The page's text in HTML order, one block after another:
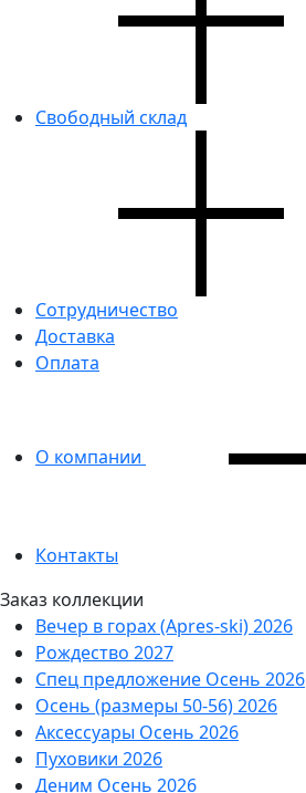
Свободный склад
Сотрудничество
Доставка
Оплата
О компании
Контакты
Заказ коллекции
Вечер в горах (Apres-ski) 2026
Рождество 2027
Спец предложение Осень 2026
Осень (размеры 50-56) 2026
Аксессуары Осень 2026
Пуховики 2026
Деним Осень 2026